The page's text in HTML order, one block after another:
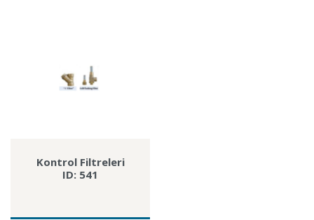
Kontrol Filtreleri
ID: 541